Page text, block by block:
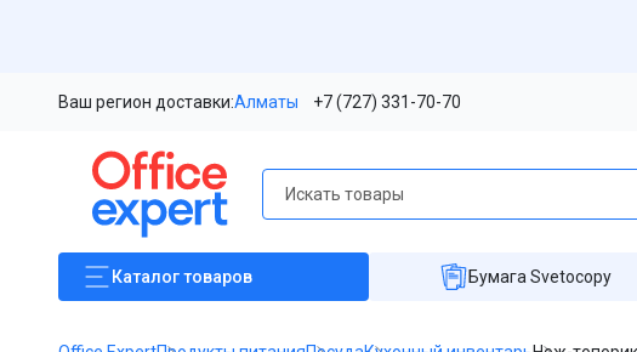
Ваш регион доставки:Алматы +7 (727) 331-70-70
Каталогтоваров Бумага Svetocopy